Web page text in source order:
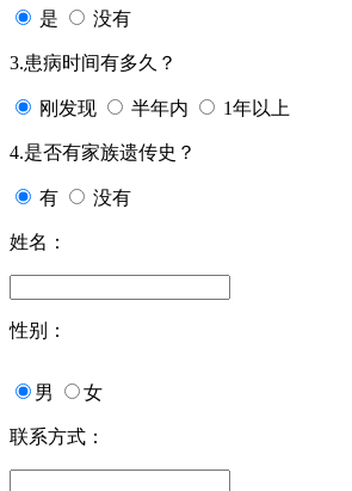
是 没有
3.患病时间有多久？
刚发现 半年内 1年以上
4.是否有家族遗传史？
有 没有
姓名：
性别：
男 女
联系方式：